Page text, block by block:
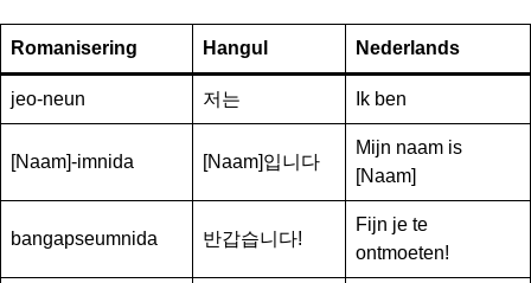
Romanisering Hangul Nederlands
jeo-neun 저는 Ik ben
[Naam]-imnida [Naam]입니다
Mijn naam is
[Naam]
bangapseumnida 반갑습니다!
Fijn je te
ontmoeten!